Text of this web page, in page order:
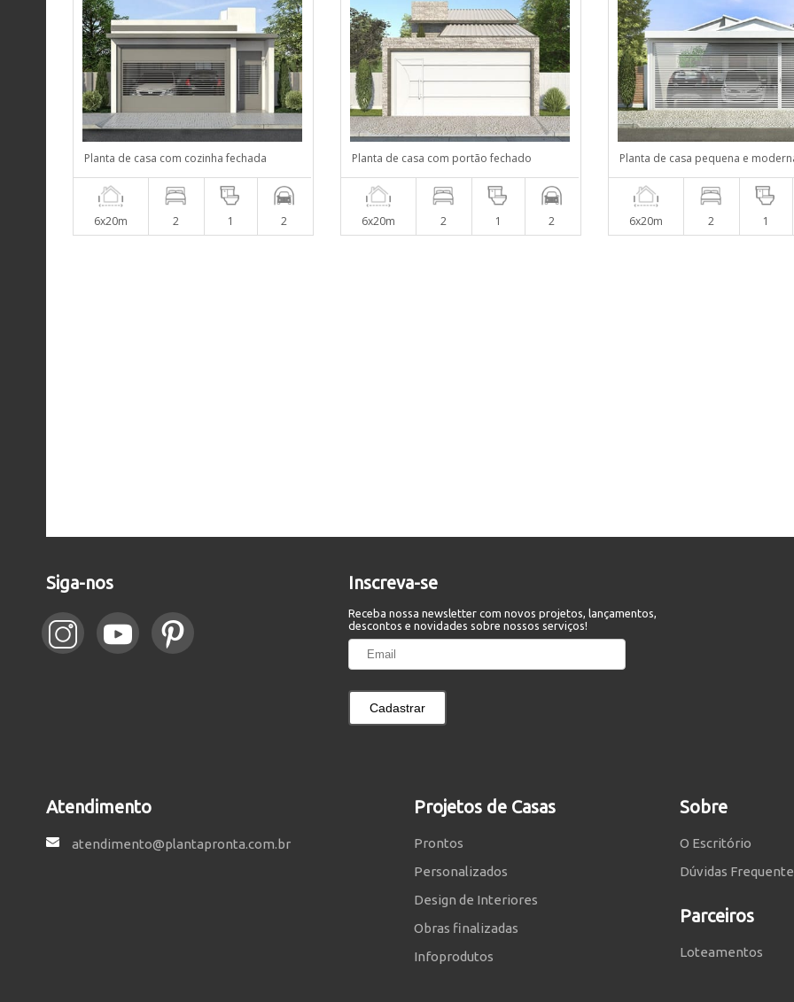
Planta de casa com cozinha fechada
6x20m 2 1 2
Planta de casa com portão fechado
6x20m 2 1 2
Planta de casa pequena e
6x20m 2 1
Siga-nos Inscreva-se
Receba nossa newsletter com novos projetos, lançamentos,
descontos e novidades sobre nossos serviços!
Cadastrar
Atendimento
atendimento@plantapronta.com.br
Projetos de Casas
Prontos
Personalizados
Design de Interiores
Obras finalizadas
Infoprodutos
Sobre
O Escritório
Dúvidas
Parceiros
Loteamentos